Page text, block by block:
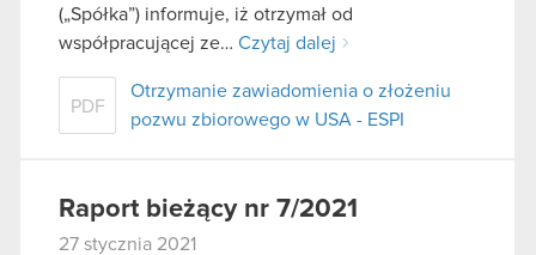
(„Spółka”) informuje, iż otrzymał od
współpracującej ze… Czytaj dalej
PDF
Otrzymanie zawiadomienia o złożeniu
pozwu zbiorowego w USA - ESPI
Raport bieżący nr 7/2021
27 stycznia 2021